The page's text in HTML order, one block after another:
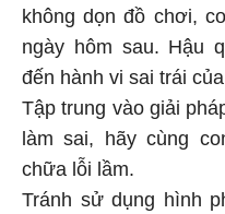
không dọn đồ chơi,
ngày hôm sau. Hậu
đến hành vi sai trái của
Tập trung vào giải
làm sai, hãy cùng
chữa lỗi lầm.
Tránh sử dụng hình